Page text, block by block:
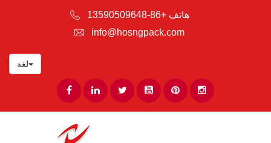
هاتف +86-13590509648
info@hosngpack.com
لغة